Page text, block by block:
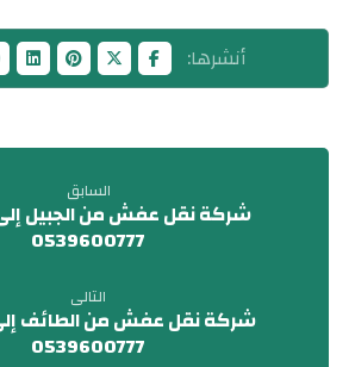
السابق
شركة نقل عفش من الجبيل إلى
0539600777
التالى
شركة نقل عفش من الطائف إلى
0539600777